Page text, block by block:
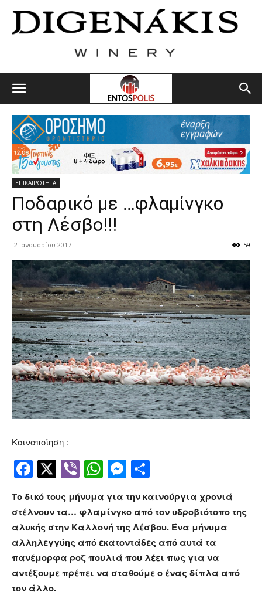
ΕΠΙΚΑΙΡΟΤΗΤΑ
Ποδαρικό με …φλαμίνγκο
στη Λέσβο!!!
2 Ιανουαρίου 2017 59
Κοινοποίηση :
Facebook
Twitter
ViberWhatsApp
Messenger
Το δικό τους μήνυμα για την καινούργια χρονιά
στέλνουν τα… φλαμίνγκο από τον υδροβιότοπο της
αλυκής στην Καλλονή της Λέσβου. Ένα μήνυμα
αλληλεγγύης από εκατοντάδες από αυτά τα
πανέμορφα ροζ πουλιά που λέει πως για να
αντέξουμε πρέπει να σταθούμε ο ένας δίπλα από
τον άλλο.